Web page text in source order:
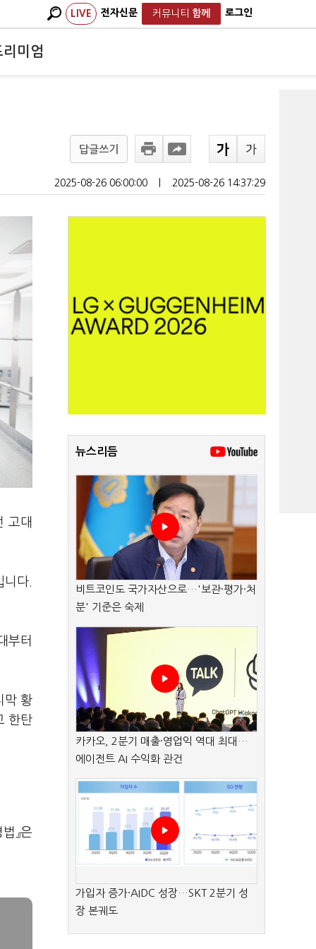
LIVE 전자신문 커뮤니티 함께 로그인
리미엄
답글쓰기
2025-08-26 06:00:00 2025-08-26 14:37:29
고대
다.
부터
막 황
한탄
』은
뉴스리듬
비트코인도 국가자산으로…'보관·평가·처
분' 기준은 숙제
카카오, 2분기 매출·영업익 역대 최대…
에이전트 AI 수익화 관건
가입자 증가·AIDC 성장…SKT 2분기 성
장 본궤도